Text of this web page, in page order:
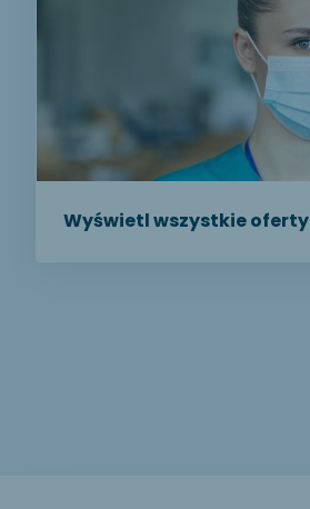
Wyświetl wszystkie oferty